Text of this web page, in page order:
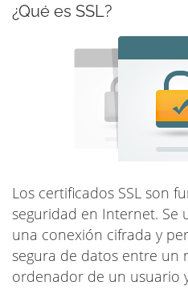
¿Qué es SSL?
Los certificados SSL son
seguridad en Internet. Se
una conexión cifrada y
segura de datos entre un
ordenador de un usuario